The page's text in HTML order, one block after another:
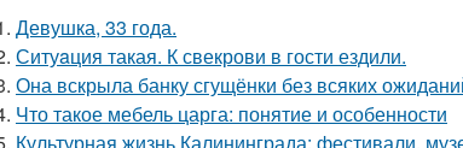
Девушка, 33 года.
Ситуaция такая. К свекрови в гости ездили.
Она вскрыла банку сгущёнки без всяких
Что такое мебель царга: понятие и особенности